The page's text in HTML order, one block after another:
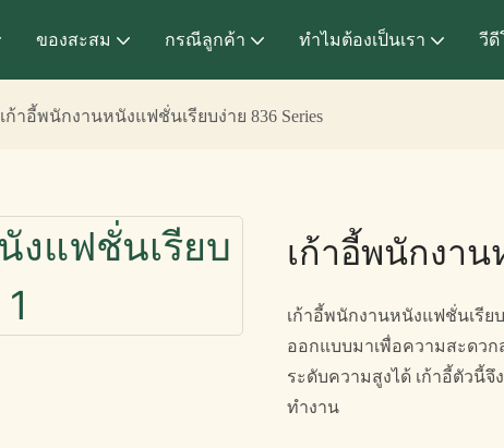
ของสะสม กรณีลูกค้า ทำไมต้องเป็นเรา วีดี
เก้าอี้พนักงานหนังแฟชั่นเรียบง่าย 836 Series
เก้าอี้พนักงาน
เก้าอี้พนักงานหนังแฟชั่นเรีย
ออกแบบมาเพื่อความสะดวก
ระดับความสูงได้ เก้าอี้ตัวนี้
ทำงาน